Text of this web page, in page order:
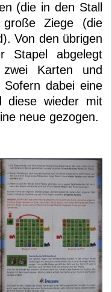
(die in den Stall
Ziege (die
Von den übrigen
Stapel abgelegt
Karten und
dabei eine
diese wieder mit
neue gezogen.